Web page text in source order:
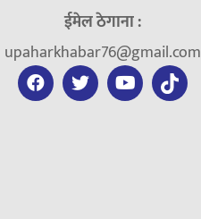
ईमेल ठेगाना :
upaharkhabar76@gmail.com